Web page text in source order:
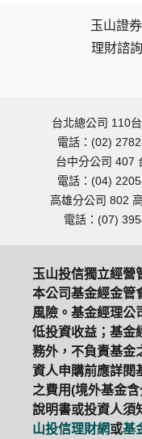
玉山證
理財諮
台北總公司 110
電話：(02)
台中分公司 407
電話：(04)
高雄分公司 802
電話：(07)
玉山投信獨立經營
本公司基金經金管
風險。基金經理公
低投資收益；基金
務外，不負責基金
資人申購前應詳閱
之費用(境外基金
說明書或投資人須
山投信理財網或基